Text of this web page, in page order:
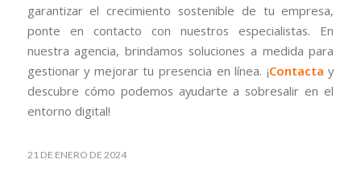
garantizar el crecimiento sostenible de tu empresa,
ponte en contacto con nuestros especialistas. En
nuestra agencia, brindamos soluciones a medida para
gestionar y mejorar tu presencia en línea. ¡Contacta y
descubre cómo podemos ayudarte a sobresalir en el
entorno digital!
21 DE ENERO DE 2024